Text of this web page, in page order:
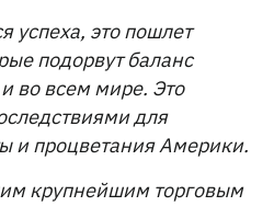
успеха, это пошлет
подорвут баланс
во всем мире. Это
для
и процветания Америки.
крупнейшим торговым